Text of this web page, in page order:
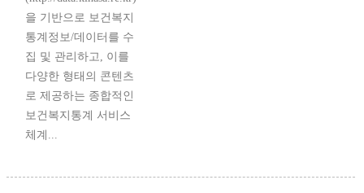
을 기반으로 보건복지
통계정보/데이터를 수
집 및 관리하고, 이를
다양한 형태의 콘텐츠
로 제공하는 종합적인
보건복지통계 서비스
체계...